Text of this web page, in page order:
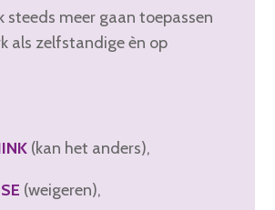
steeds meer gaan toepassen
als zelfstandige èn op
(kan het anders),
(weigeren),